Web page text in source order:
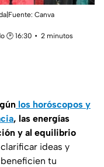
Canva
🕑 16:30
2 minutos
los horóscopos y
, las energías
y al equilibrio
ideas y
tu